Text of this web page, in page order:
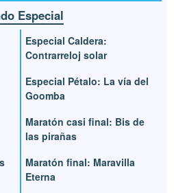
Especial
Especial Caldera:
Contrarreloj solar
Especial Pétalo: La vía del
Goomba
Maratón casi final: Bis de
las pirañas
Maratón final: Maravilla
Eterna